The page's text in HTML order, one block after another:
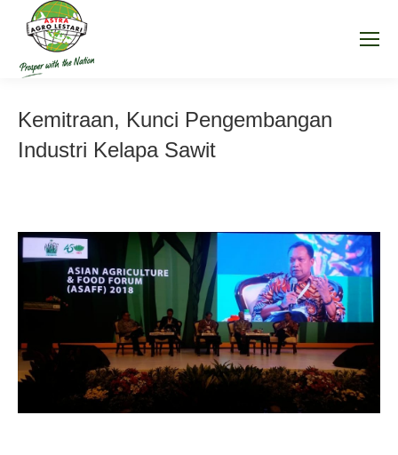
Kemitraan, Kunci Pengembangan
Industri Kelapa Sawit